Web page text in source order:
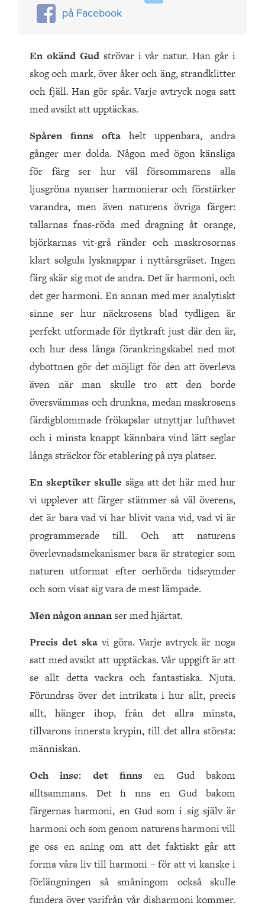
på Facebook
En okänd Gud strövar i vår natur. Han går i
skog och mark, över åker och äng, strandklitter
och fjäll. Han gör spår. Varje avtryck noga satt
med avsikt att upptäckas.
Spåren finns ofta helt uppenbara, andra
gånger mer dolda. Någon med ögon känsliga
för färg ser hur väl försommarens alla
ljusgröna nyanser harmonierar och förstärker
varandra, men även naturens övriga färger:
tallarnas fnas-röda med dragning åt orange,
björkarnas vit-grå ränder och maskrosornas
klart solgula lysknappar i nyttårsgräset. Ingen
färg skär sig mot de andra. Det är harmoni, och
det ger harmoni. En annan med mer analytiskt
sinne ser hur näckrosens blad tydligen är
perfekt utformade för flytkraft just där den är,
och hur dess långa förankringskabel ned mot
dybottnen gör det möjligt för den att överleva
även när man skulle tro att den borde
översvämmas och drunkna, medan maskrosens
färdigblommade frökapslar utnyttjar lufthavet
och i minsta knappt kännbara vind lätt seglar
långa sträckor för etablering på nya platser.
En skeptiker skulle säga att det här med hur
vi upplever att färger stämmer så väl överens,
det är bara vad vi har blivit vana vid, vad vi är
programmerade till. Och att naturens
överlevnadsmekanismer bara är strategier som
naturen utformat efter oerhörda tidsrymder
och som visat sig vara de mest lämpade.
Men någon annan ser med hjärtat.
Precis det skavi göra. Varje avtryck är noga
satt med avsikt att upptäckas. Vår uppgift är att
se allt detta vackra och fantastiska. Njuta.
Förundras över det intrikata i hur allt, precis
allt, hänger ihop, från det allra minsta,
tillvarons innersta krypin, till det allra största:
människan.
Och inse: det finnsen Gud bakom
alltsammans. Det fi nns en Gud bakom
färgernas harmoni, en Gud som i sig själv är
harmoni och som genom naturens harmoni vill
ge oss en aning om att det faktiskt går att
forma våra liv till harmoni – för att vi kanske i
förlängningen så småningom också skulle
fundera över varifrån vår disharmoni kommer.